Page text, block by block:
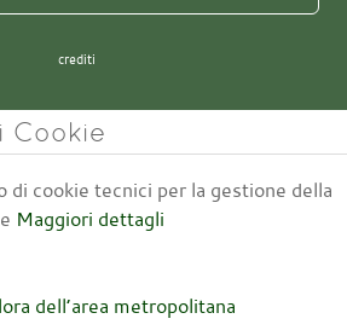
crediti
Cookie
di cookie tecnici per la gestione della
Maggiori dettagli
dell’area metropolitana